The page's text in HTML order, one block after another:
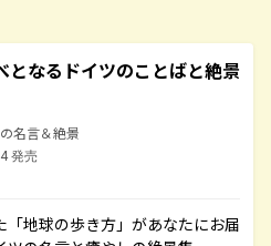
となるドイツのことばと絶景
名言＆絶景
発売
地球の歩き方」があなたにお届